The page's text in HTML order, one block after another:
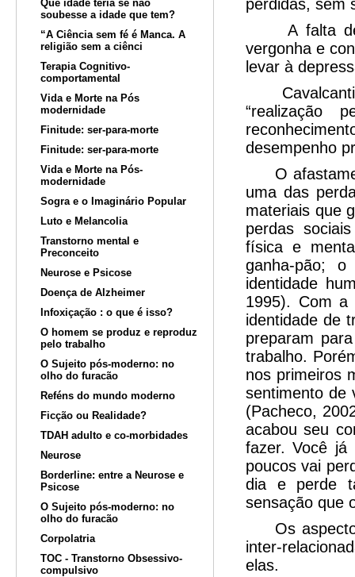
Que idade teria se não
soubesse a idade que tem?
“A Ciência sem fé é Manca. A
religião sem a ciênci
Terapia Cognitivo-
comportamental
Vida e Morte na Pós
modernidade
Finitude: ser-para-morte
Finitude: ser-para-morte
Vida e Morte na Pós-
modernidade
Sogra e o Imaginário Popular
Luto e Melancolia
Transtorno mental e
Preconceito
Neurose e Psicose
Doença de Alzheimer
Infoxiçação : o que é isso?
O homem se produz e reproduz
pelo trabalho
O Sujeito pós-moderno: no
olho do furacão
Reféns do mundo moderno
Ficção ou Realidade?
TDAH adulto e co-morbidades
Neurose
Borderline: entre a Neurose e
Psicose
O Sujeito pós-moderno: no
olho do furacão
Corpolatria
TOC - Transtorno Obsessivo-
compulsivo
perdidas, sem
A falta de
vergonha e
levar à
Cavalcanti
“realização
desempenho
O
uma das
materiais que
perdas
física e
ganha-pão;
identidade
1995). Com a
identidade de
preparam
trabalho.
nos primeiros
sentimento de
(Pacheco,
acabou seu
fazer. Você já
poucos vai
dia e perde
sensação que
Os aspectos
inter-
elas.